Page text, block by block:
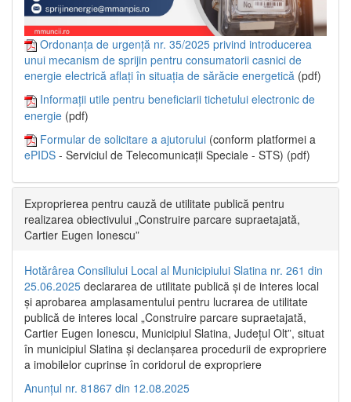
Ordonanța de urgență nr. 35/2025 privind introducerea
unui mecanism de sprijin pentru consumatorii casnici de
energie electrică aflați în situația de sărăcie energetică (pdf)
Informații utile pentru beneficiarii tichetului electronic de
energie (pdf)
Formular de solicitare a ajutorului (conform platformei a
ePIDS - Serviciul de Telecomunicații Speciale - STS) (pdf)
Exproprierea pentru cauză de utilitate publică pentru
realizarea obiectivului „Construire parcare supraetajată,
Cartier Eugen Ionescu”
Hotărârea Consiliului Local al Municipiului Slatina nr. 261 din
25.06.2025 declararea de utilitate publică și de interes local
și aprobarea amplasamentului pentru lucrarea de utilitate
publică de interes local „Construire parcare supraetajată,
Cartier Eugen Ionescu, Municipiul Slatina, Județul Olt”, situat
în municipiul Slatina și declanșarea procedurii de expropriere
a imobilelor cuprinse în coridorul de expropriere
Anunțul nr. 81867 din 12.08.2025